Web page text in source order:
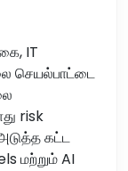
IT
செயல்பாட்டை
risk
கட்ட
மற்றும் AI